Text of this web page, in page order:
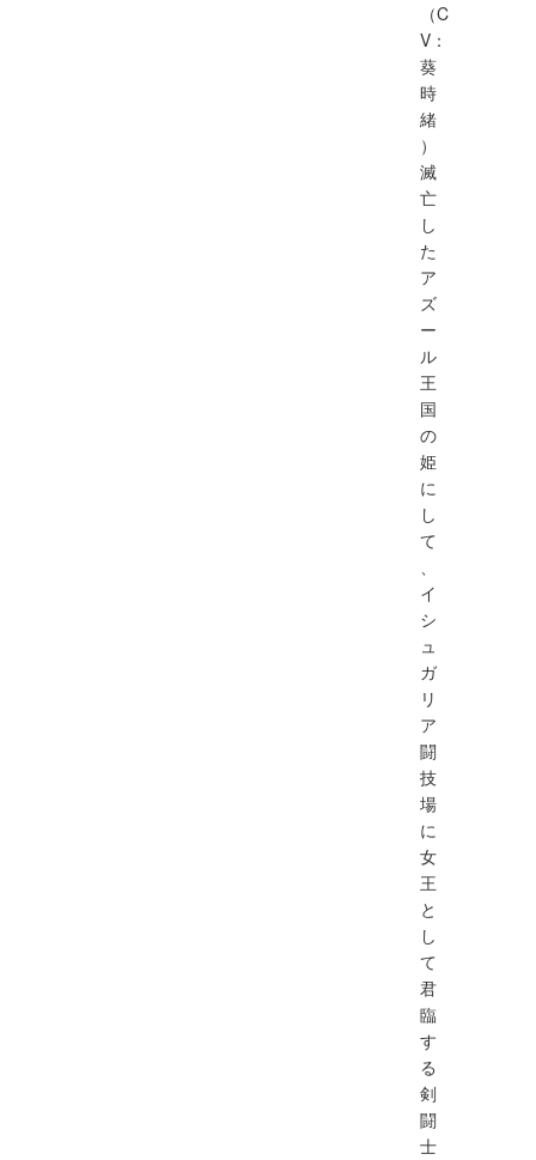
（C
V：
葵
時
緒
）
滅
亡
し
た
ア
ズ
ー
ル
王
国
の
姫
に
し
て
、
イ
シ
ュ
ガ
リ
ア
闘
技
場
に
女
王
と
し
て
君
臨
す
る
剣
闘
士